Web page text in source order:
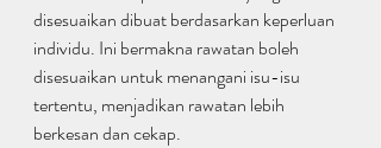
disesuaikan dibuat berdasarkan keperluan
individu. Ini bermakna rawatan boleh
disesuaikan untuk menangani isu-isu
tertentu, menjadikan rawatan lebih
berkesan dan cekap.